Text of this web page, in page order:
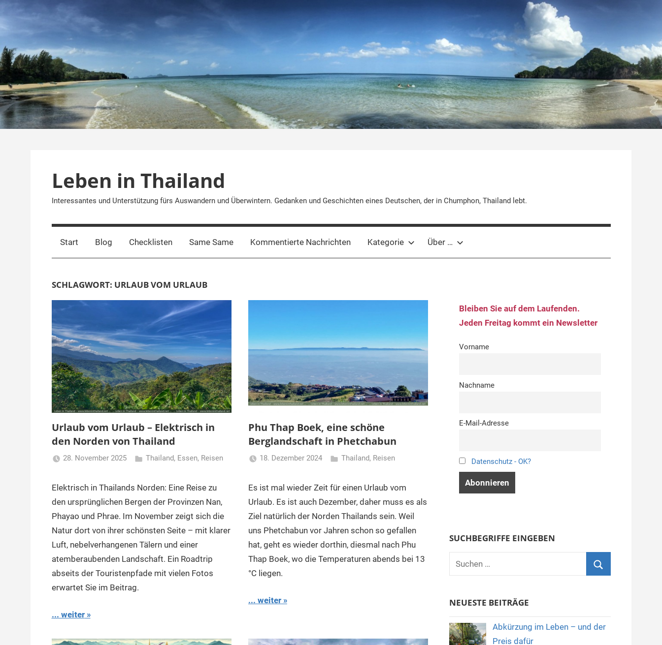
Leben in Thailand
Interessantes und Unterstützung fürs Auswandern und Überwintern. Gedanken und Geschichten eines Deutschen, der in Chumphon, Thailand lebt.
Start Blog Checklisten Same Same Kommentierte Nachrichten Kategorie Über …
SCHLAGWORT: URLAUB VOM URLAUB
Urlaub vom Urlaub – Elektrisch in
den Norden von Thailand
28. November 2025
Thailand, Essen, Reisen
Elektrisch in Thailands Norden: Eine Reise zu
den ursprünglichen Bergen der Provinzen Nan,
Phayao und Phrae. Im November zeigt sich die
Natur dort von ihrer schönsten Seite – mit klarer
Luft, nebelverhangenen Tälern und einer
atemberaubenden Landschaft. Ein Roadtrip
abseits der Touristenpfade mit vielen Fotos
erwartet Sie im Beitrag.
... weiter
Phu Thap Boek, eine schöne
Berglandschaft in Phetchabun
18. Dezember 2024
Thailand, Reisen
Es ist mal wieder Zeit für einen Urlaub vom
Urlaub. Es ist auch Dezember, daher muss es als
Ziel natürlich der Norden Thailands sein. Weil
uns Phetchabun vor Jahren schon so gefallen
hat, geht es wieder dorthin, diesmal nach Phu
Thap Boek, wo die Temperaturen abends bei 13
°C liegen.
... weiter
Bleiben Sie auf dem Laufenden.
Jeden Freitag kommt ein Newsletter
Vorname
Nachname
E-Mail-Adresse
Datenschutz - OK?
SUCHBEGRIFFE EINGEBEN
Suchen
nach:
NEUESTE BEITRÄGE
Abkürzung im Leben – und der
Preis dafür